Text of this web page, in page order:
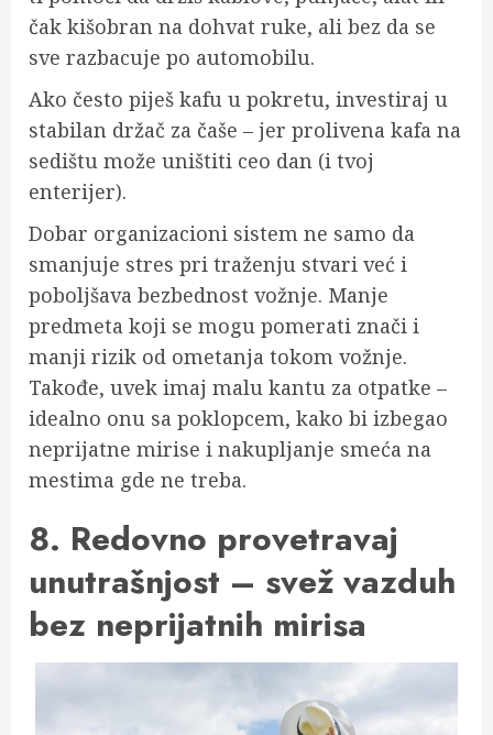
čak kišobran na dohvat ruke, ali bez da se
sve razbacuje po automobilu.
Ako često piješ kafu u pokretu, investiraj u
stabilan držač za čaše – jer prolivena kafa na
sedištu može uništiti ceo dan (i tvoj
enterijer).
Dobar organizacioni sistem ne samo da
smanjuje stres pri traženju stvari već i
poboljšava bezbednost vožnje. Manje
predmeta koji se mogu pomerati znači i
manji rizik od ometanja tokom vožnje.
Takođe, uvek imaj malu kantu za otpatke –
idealno onu sa poklopcem, kako bi izbegao
neprijatne mirise i nakupljanje smeća na
mestima gde ne treba.
8. Redovno provetravaj
unutrašnjost – svež vazduh
bez neprijatnih mirisa